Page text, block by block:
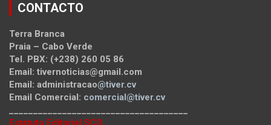
CONTACTO
Terra Branca
Praia – Cabo Verde
Tel. PBX: (+238) 260 05 86
Email: tivernoticias@gmail.com
Email: administracao@tiver.cv
Email Comercial: comercial@tiver.cv
Estatuto Editorial SCD